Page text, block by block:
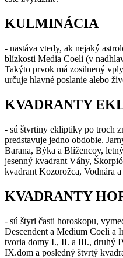
KULMINÁCIA
- nastáva vtedy, ak nejaký
blízkosti Media Coeli (v
Takýto prvok má zosilnený
určuje hlavné poslanie alebo
KVADRANTY
- sú štvrtiny ekliptiky po troch
predstavuje jedno obdobie.
Barana, Býka a Blížencov,
jesenný kvadrant Váhy,
kvadrant Kozorožca, Vodnára
KVADRANTY
- sú štyri časti horoskopu,
Descendent a Medium Coeli a
tvoria domy I., II. a III., druhý
IX.dom a posledný štvrtý